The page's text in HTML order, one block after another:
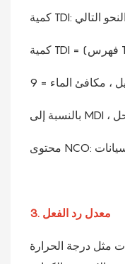
3. معدل رد الفعل
مثل درجة الحرارة